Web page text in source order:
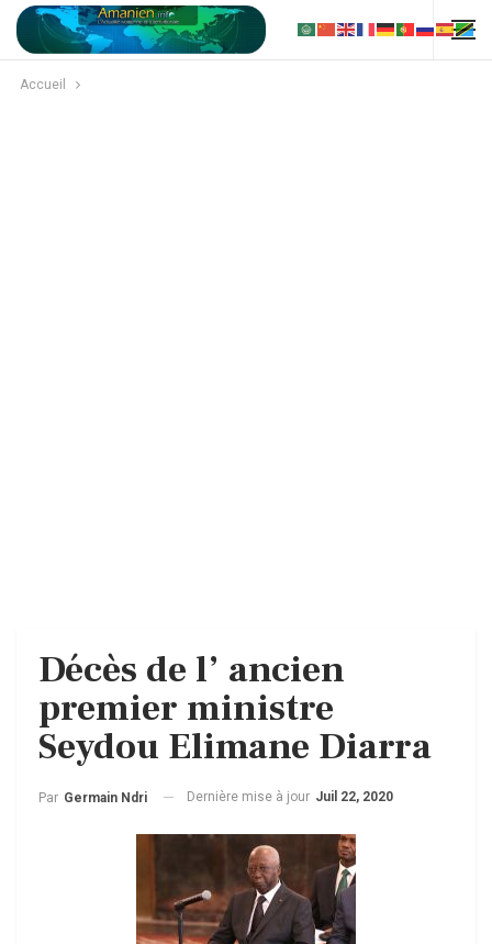
Accueil
Décès de l’ ancien
premier ministre
Seydou Elimane Diarra
Par Germain Ndri Dernière mise à jour Juil 22, 2020